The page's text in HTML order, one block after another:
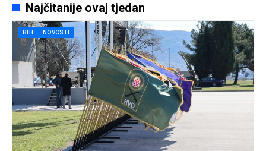
Najčitanije ovaj tjedan
BIH NOVOSTI